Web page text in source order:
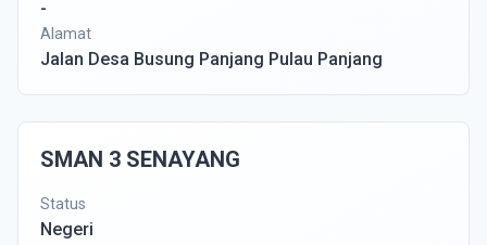
-
Alamat
Jalan Desa Busung Panjang Pulau Panjang
SMAN 3 SENAYANG
Status
Negeri